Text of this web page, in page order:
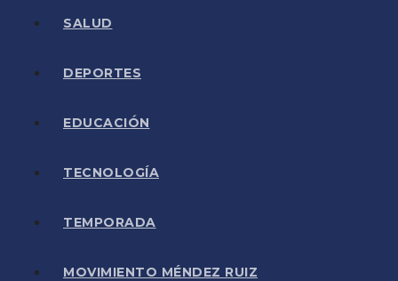
SALUD
DEPORTES
EDUCACIÓN
TECNOLOGÍA
TEMPORADA
MOVIMIENTO MÉNDEZ RUIZ